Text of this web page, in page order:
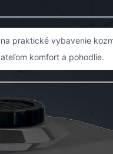
praktické vybavenie
komfort a pohodlie.